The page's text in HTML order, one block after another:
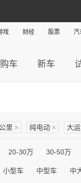
戏 财经 股票 汽
购车 新车
里 × 纯电动 × 大
20-30万 30-50万
小型车 中型车 中